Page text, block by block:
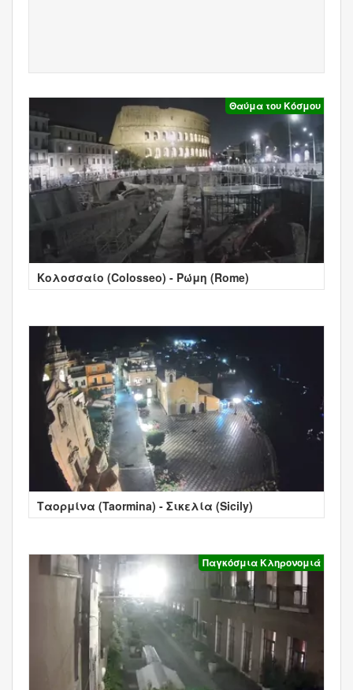
Θαύμα του Κόσμου
Κολοσσαίο (Colosseo) - Ρώμη (Rome)
Ταορμίνα (Taormina) - Σικελία (Sicily)
Παγκόσμια Κληρονομιά